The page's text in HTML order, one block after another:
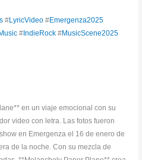
#LyricVideo #Emergenza2025
#IndieRock #MusicScene2025
en un viaje emocional con su
video con letra. Las fotos fueron
en Emergenza el 16 de enero de
de la noche. Con su mezcla de